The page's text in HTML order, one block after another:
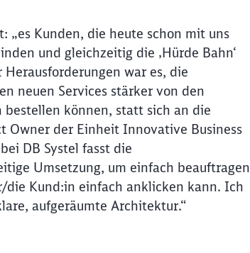
Kunden, die heute schon mit uns
und gleichzeitig die ‚Hürde Bahn‘
Herausforderungen war es, die
neuen Services stärker von den
können, statt sich an die
Owner der Einheit Innovative Business
DB Systel fasst die
Umsetzung, um einfach beauftragen
die Kund:in einfach anklicken kann. Ich
aufgeräumte Architektur.“